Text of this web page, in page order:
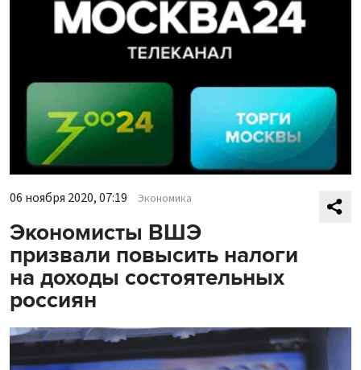
06 ноября 2020, 07:19 Экономика
Экономисты ВШЭ
призвали повысить налоги
на доходы состоятельных
россиян